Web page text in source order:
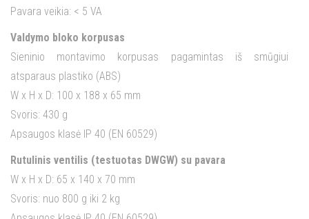
Pavara veikia: < 5 VA
Valdymo bloko korpusas
Sieninio montavimo korpusas pagamintas iš smūgiui
atsparaus plastiko (ABS)
W x H x D: 100 x 188 x 65 mm
Svoris: 430 g
Apsaugos klasė IP 40 (EN 60529)
Rutulinis ventilis (testuotas DWGW) su pavara
W x H x D: 65 x 140 x 70 mm
Svoris: nuo 800 g iki 2 kg